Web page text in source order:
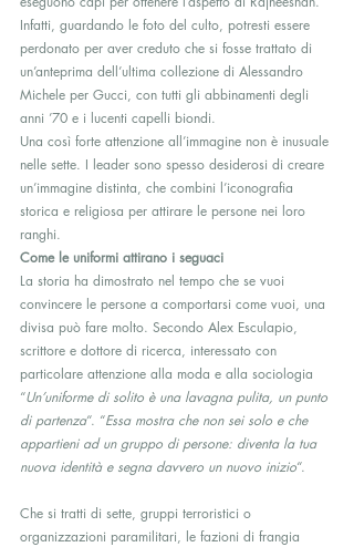
Infatti, guardando le foto del culto, potresti essere
perdonato per aver creduto che si fosse trattato di
un’anteprima dell’ultima collezione di Alessandro
Michele per Gucci, con tutti gli abbinamenti degli
anni ’70 e i lucenti capelli biondi.
Una così forte attenzione all’immagine non è inusuale
nelle sette. I leader sono spesso desiderosi di creare
un’immagine distinta, che combini l’iconografia
storica e religiosa per attirare le persone nei loro
ranghi.
Come le uniformi attirano i seguaci
La storia ha dimostrato nel tempo che se vuoi
convincere le persone a comportarsi come vuoi, una
divisa può fare molto. Secondo Alex Esculapio,
scrittore e dottore di ricerca, interessato con
particolare attenzione alla moda e alla sociologia
“Un’uniforme di solito è una lavagna pulita, un punto
di partenza“. “Essa mostra che non sei solo e che
appartieni ad un gruppo di persone: diventa la tua
nuova identità e segna davvero un nuovo inizio“.
Che si tratti di sette, gruppi terroristici o
organizzazioni paramilitari, le fazioni di frangia